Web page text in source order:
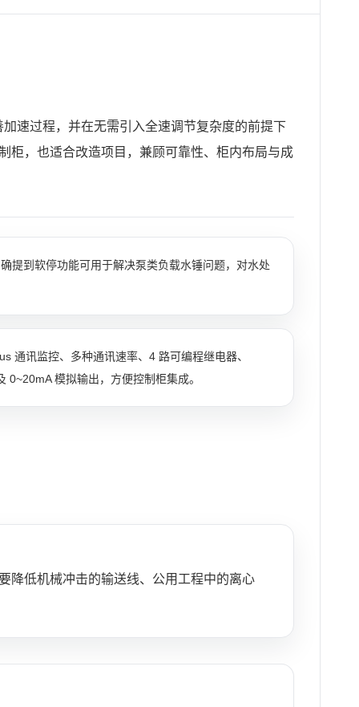
速过程，并在无需引入全速调节复杂度的前提下
柜，也适合改造项目，兼顾可靠性、柜内布局与成
提到软停功能可用于解决泵类负载水锤问题，对水处
通讯监控、多种通讯速率、4 路可编程继电器、
0~20mA 模拟输出，方便控制柜集成。
降低机械冲击的输送线、公用工程中的离心